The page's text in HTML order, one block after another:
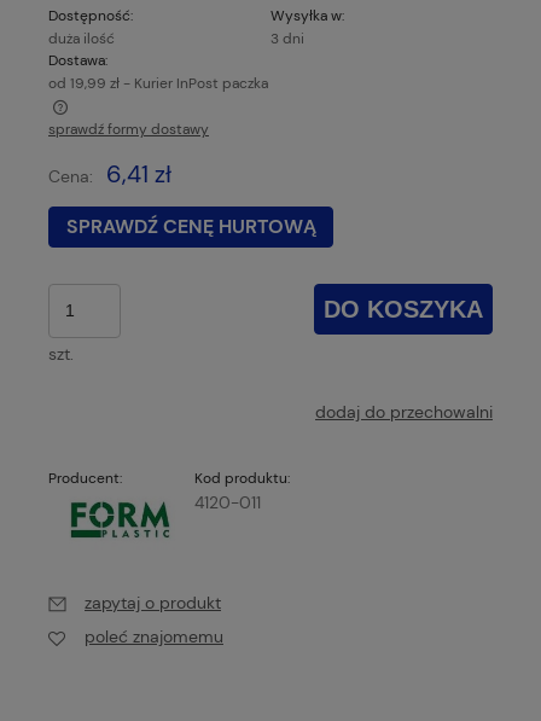
Dostępność:
duża ilość
Wysyłka w:
3 dni
Dostawa:
od 19,99 zł - Kurier InPost paczka
Cena nie zawiera ewentualnych kosztów płatności
sprawdź formy dostawy
Cena: 6,41 zł
SPRAWDŹ CENĘ HURTOWĄ
szt.
DO KOSZYKA
dodaj do przechowalni
Producent: Kod produktu:
4120-011
zapytaj o produkt
poleć znajomemu